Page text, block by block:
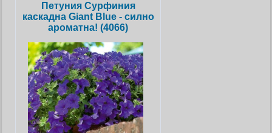
Петуния Сурфиния
каскадна Giant Blue - силно
ароматна! (4066)